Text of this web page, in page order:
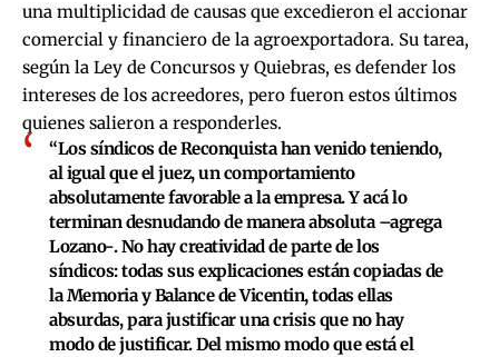
una multiplicidad de causas que excedieron el accionar
comercial y financiero de la agroexportadora. Su tarea,
según la Ley de Concursos y Quiebras, es defender los
intereses de los acreedores, pero fueron estos últimos
quienes salieron a responderles.
“Los síndicos de Reconquista han venido teniendo,
al igual que el juez,un comportamiento
absolutamente favorable a la empresa. Y acá lo
terminan desnudando de manera absoluta –agrega
Lozano-. No hay creatividad de parte de los
síndicos: todas sus explicaciones están copiadas de
la Memoria y Balance de Vicentin, todas ellas
absurdas, para justificar una crisis que no hay
modo de justificar. Del mismo modo que está el